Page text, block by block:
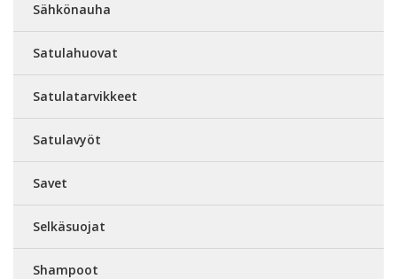
Sähkönauha
Satulahuovat
Satulatarvikkeet
Satulavyöt
Savet
Selkäsuojat
Shampoot